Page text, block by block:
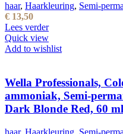
haar, Haarkleuring, Semi-
€ 13,50
Lees verder
Quick view
Add to wishlist
Wella Professionals,
ammoniak, Semi-
Dark Blonde Red, 60 ml
haar, Haarkleuring Semi-